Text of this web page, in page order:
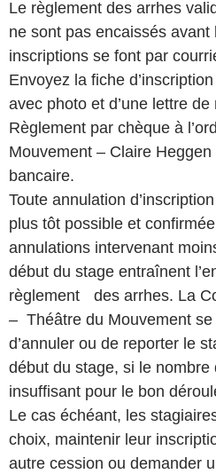
Le règlement des arrhes
ne sont pas encaissés
inscriptions se font par
Envoyez la fiche
avec photo et d’une lettre de
Règlement par chèque à
Mouvement – Claire
bancaire.
Toute annulation
plus tôt possible et
annulations intervenant
début du stage entraînent
règlement des arrhes. La
– Théâtre du Mouvement
d’annuler ou de reporter le
début du stage, si le nombre
insuffisant pour le bon
Le cas échéant, les
choix, maintenir leur
autre cession ou demander